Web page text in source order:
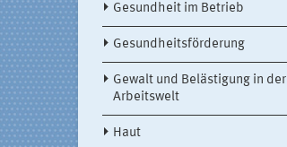
Gesundheit im Betrieb
Gesundheitsförderung
Gewalt und Belästigung in der
Arbeitswelt
Haut